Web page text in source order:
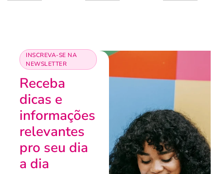
INSCREVA-SE NA
NEWSLETTER
Receba
dicas e
informações
relevantes
pro seu dia
a dia